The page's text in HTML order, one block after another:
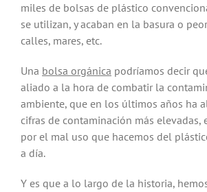
miles de bolsas de plástico
se utilizan, y acaban en la basura o
calles, mares, etc.
Una bolsa orgánica podríamos decir
aliado a la hora de combatir la
ambiente, que en los últimos años ha
cifras de contaminación más elevadas,
por el mal uso que hacemos del
a día.
Y es que a lo largo de la historia,